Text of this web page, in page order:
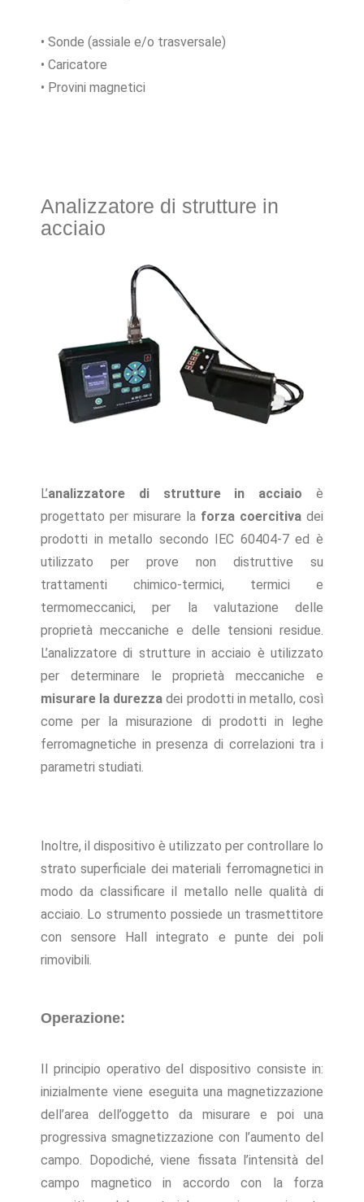
• Sonde (assiale e/o trasversale)
• Caricatore
• Provini magnetici
Analizzatore di strutture in
acciaio
L’analizzatore di strutture in acciaio è
progettato per misurare la forza coercitiva dei
prodotti in metallo secondo IEC 60404-7 ed è
utilizzato per prove non distruttive su
trattamenti chimico-termici, termici e
termomeccanici, per la valutazione delle
proprietà meccaniche e delle tensioni residue.
L’analizzatore di strutture in acciaio è utilizzato
per determinare le proprietà meccaniche e
misurare la durezza dei prodotti in metallo, così
come per la misurazione di prodotti in leghe
ferromagnetiche in presenza di correlazioni tra i
parametri studiati.
Inoltre, il dispositivo è utilizzato per controllare lo
strato superficiale dei materiali ferromagnetici in
modo da classificare il metallo nelle qualità di
acciaio. Lo strumento possiede un trasmettitore
con sensore Hall integrato e punte dei poli
rimovibili.
Operazione:
Il principio operativo del dispositivo consiste in:
inizialmente viene eseguita una magnetizzazione
dell’area dell’oggetto da misurare e poi una
progressiva smagnetizzazione con l’aumento del
campo. Dopodiché, viene fissata l’intensità del
campo magnetico in accordo con la forza